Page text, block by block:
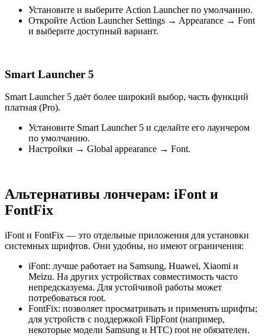
Установите и выберите Action Launcher по умолчанию.
Откройте Action Launcher Settings → Appearance → Font
и выберите доступный вариант.
Smart Launcher 5
Smart Launcher 5 даёт более широкий выбор, часть функций
платная (Pro).
Установите Smart Launcher 5 и сделайте его лаунчером
по умолчанию.
Настройки → Global appearance → Font.
Альтернативы лончерам: iFont и
FontFix
iFont и FontFix — это отдельные приложения для установки
системных шрифтов. Они удобны, но имеют ограничения:
iFont: лучше работает на Samsung, Huawei, Xiaomi и
Meizu. На других устройствах совместимость часто
непредсказуема. Для устойчивой работы может
потребоваться root.
FontFix: позволяет просматривать и применять шрифты;
для устройств с поддержкой FlipFont (например,
некоторые модели Samsung и HTC) root не обязателен.